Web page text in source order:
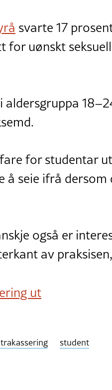
svarte 17
uønskt
for studentar
å seie ifrå dersom
også er
av
ut
student